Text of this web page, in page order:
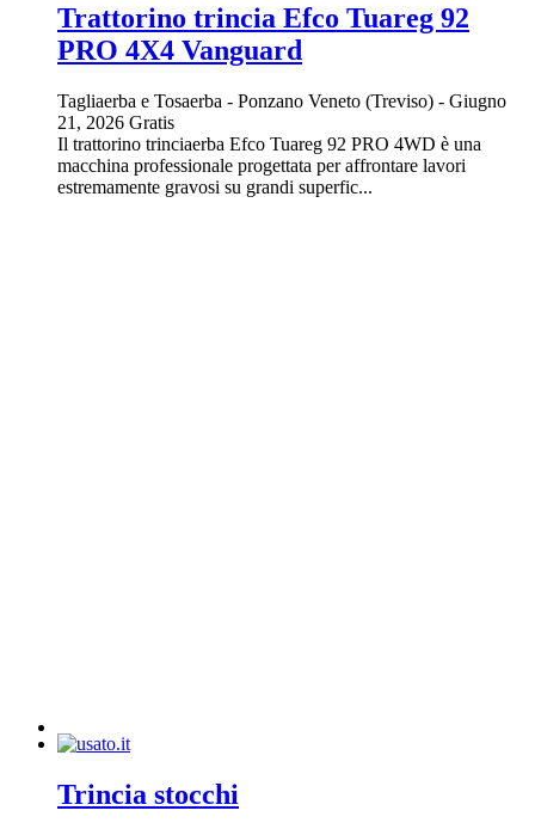
Trattorino trincia Efco Tuareg 92
PRO 4X4 Vanguard
Tagliaerba e Tosaerba - Ponzano Veneto (Treviso) - Giugno
21, 2026 Gratis
Il trattorino trinciaerba Efco Tuareg 92 PRO 4WD è una
macchina professionale progettata per affrontare lavori
estremamente gravosi su grandi superfic...
Trincia stocchi